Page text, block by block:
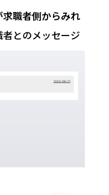
職者側からみれ
とのメッセージ